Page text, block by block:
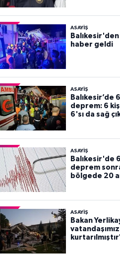
ASAYİŞ
Balıkesir'den
haber geldi
ASAYİŞ
Balıkesir’de
deprem: 6
6'sı da sağ
ASAYİŞ
Balıkesir'de
deprem
bölgede 20
ASAYİŞ
Bakan